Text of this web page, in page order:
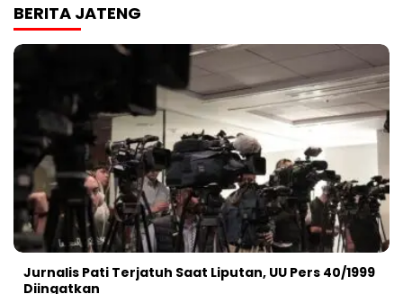
BERITA JATENG
Jurnalis Pati Terjatuh Saat Liputan, UU Pers 40/1999
Diingatkan